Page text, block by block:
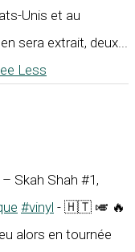
Unis et au
sera extrait, deux...
Less
Skah Shah #1,
#vinyl - 🇭🇹 🎺 🔥
alors en tournée